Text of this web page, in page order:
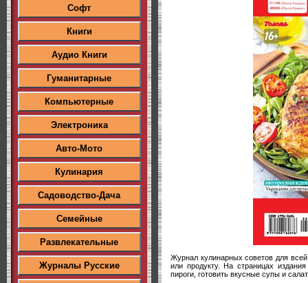
Софт
Книги
Аудио Книги
Гуманитарные
Компьютерные
Электроника
Авто-Мото
Кулинария
Садоводство-Дача
Семейные
Развлекательные
Журналы Русские
Журнал кулинарных советов для
или продукту. На страницах
пироги, готовить вкусные супы и